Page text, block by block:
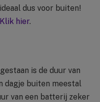
dus voor buiten!
Klik hier.
is de duur van
dagje buiten meestal
van een batterij zeker